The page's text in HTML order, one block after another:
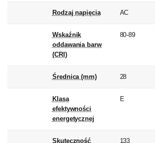
Rodzaj napięcia AC
Wskaźnik
oddawania barw
(CRI)
80-89
Średnica (mm) 28
Klasa
efektywności
energetycznej
E
Skuteczność
133